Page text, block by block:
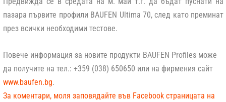
пазара първите профили BAUFEN Ultima 70, след като преминат
през всички необходими тестове.
Повече информация за новите продукти BAUFEN Profiles може
да получите на тел.: +359 (038) 650650 или на фирмения сайт
www.baufen.bg.
За коментари, моля заповядайте във Facebook страницата на